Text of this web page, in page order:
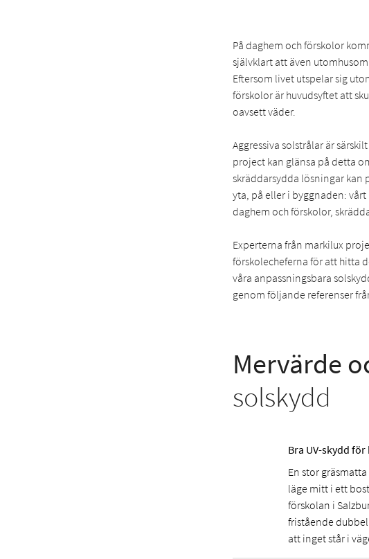
På daghem och förskolor
självklart att även
Eftersom livet utspelar sig
förskolor är huvudsyftet att
oavsett väder.
Aggressiva solstrålar är
project kan glänsa på detta
skräddarsydda lösningar kan
yta, på eller i byggnaden:
daghem och förskolor,
Experterna från markilux
förskolecheferna för att hitta
våra anpassningsbara
genom följande referenser
Mervärde
solskydd
Bra UV-skydd
En stor
läge mitt i ett
förskolan i
fristående
att inget står i